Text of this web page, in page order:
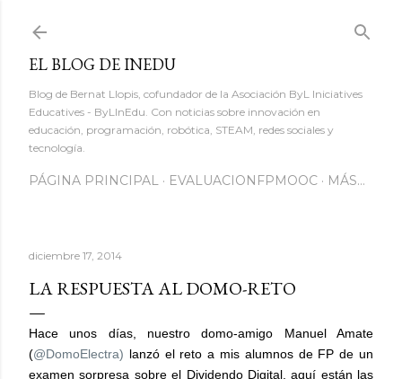
EL BLOG DE INEDU
Blog de Bernat Llopis, cofundador de la Asociación ByL Iniciatives
Educatives - ByLInEdu. Con noticias sobre innovación en
educación, programación, robótica, STEAM, redes sociales y
tecnología.
PÁGINA PRINCIPAL EVALUACIONFPMOOC MÁS…
diciembre 17, 2014
LA RESPUESTA AL DOMO-RETO
Hace unos días, nuestro domo-amigo Manuel Amate
(@DomoElectra) lanzó el reto a mis alumnos de FP de un
examen sorpresa sobre el Dividendo Digital, aquí están las